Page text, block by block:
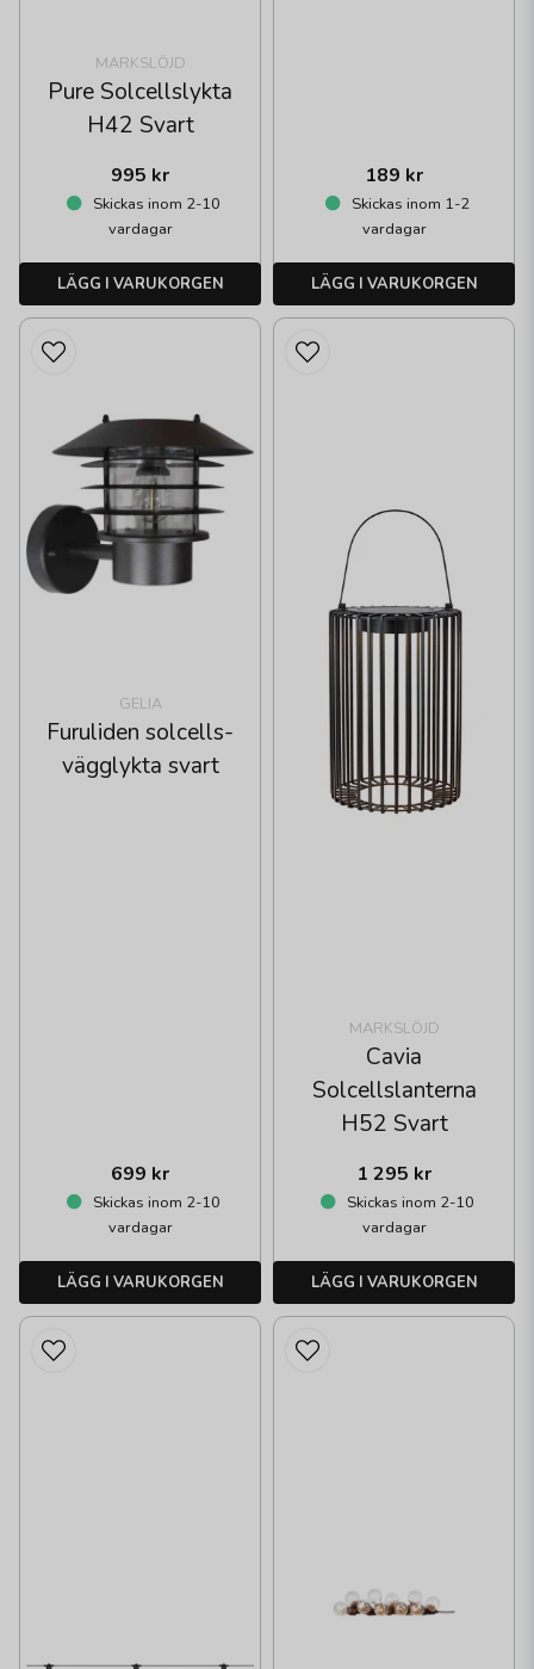
MARKSLÖJD
Pure Solcellslykta
H42 Svart
995 kr
Skickas inom 2-10
vardagar
LÄGG I VARUKORGEN
189 kr
Skickas inom 1-2
vardagar
LÄGG I VARUKORGEN
GELIA
Furuliden solcells-
vägglykta svart
699 kr
Skickas inom 2-10
vardagar
LÄGG I VARUKORGEN
MARKSLÖJD
Cavia
Solcellslanterna
H52 Svart
1 295 kr
Skickas inom 2-10
vardagar
LÄGG I VARUKORGEN